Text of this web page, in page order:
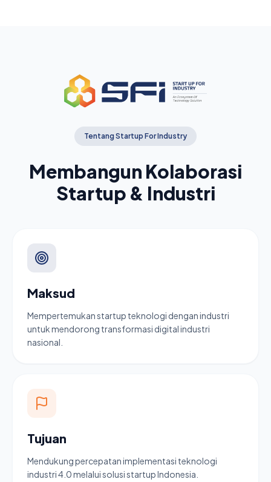
Tentang Startup For Industry
Membangun Kolaborasi
Startup & Industri
Maksud
Mempertemukan startup teknologi dengan industri
untuk mendorong transformasi digital industri
nasional.
Tujuan
Mendukung percepatan implementasi teknologi
industri 4.0 melalui solusi startup Indonesia.